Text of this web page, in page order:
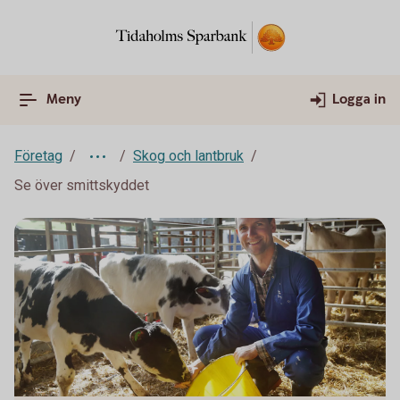
Meny Logga in
Företag
Skog och lantbruk
Se över smittskyddet